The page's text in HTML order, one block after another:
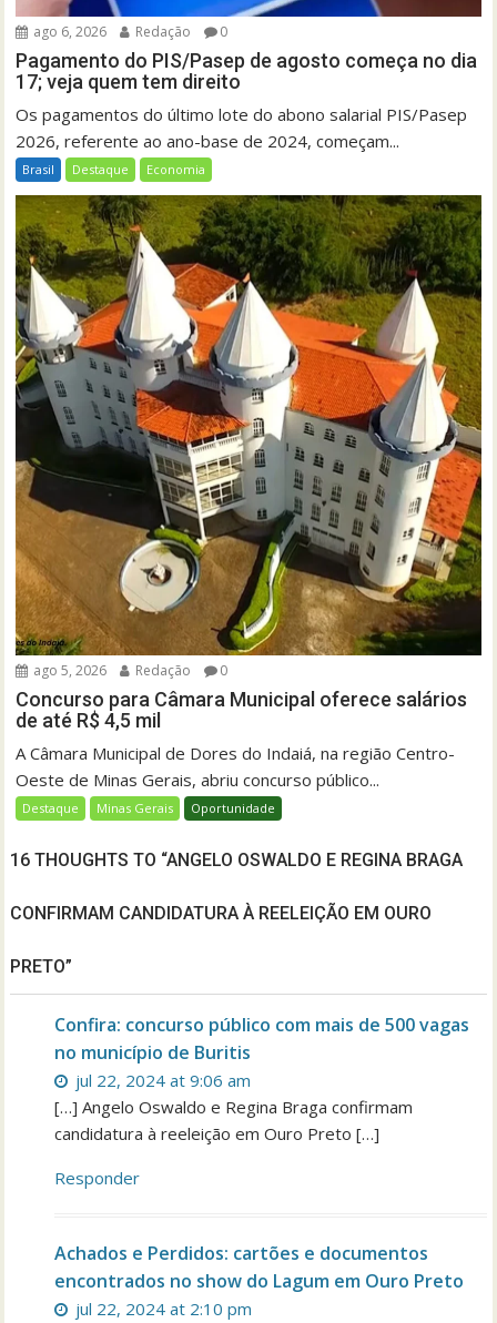
ago 6, 2026 Redação 0
Pagamento do PIS/Pasep de agosto começa no dia
17; veja quem tem direito
Os pagamentos do último lote do abono salarial PIS/Pasep
2026, referente ao ano-base de 2024, começam...
Brasil Destaque Economia
ago 5, 2026 Redação 0
Concurso para Câmara Municipal oferece salários
de até R$ 4,5 mil
A Câmara Municipal de Dores do Indaiá, na região Centro-
Oeste de Minas Gerais, abriu concurso público...
Destaque Minas Gerais Oportunidade
16 THOUGHTS TO “ANGELO OSWALDO E REGINA BRAGA
CONFIRMAM CANDIDATURA À REELEIÇÃO EM OURO
PRETO”
Confira: concurso público com mais de 500 vagas
no município de Buritis
jul 22, 2024 at 9:06 am
[…] Angelo Oswaldo e Regina Braga confirmam
candidatura à reeleição em Ouro Preto […]
Responder
Achados e Perdidos: cartões e documentos
encontrados no show do Lagum em Ouro Preto
jul 22, 2024 at 2:10 pm